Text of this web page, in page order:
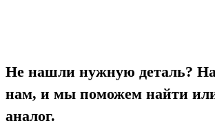
Не нашли нужную деталь?
нам, и мы поможем найти
аналог.